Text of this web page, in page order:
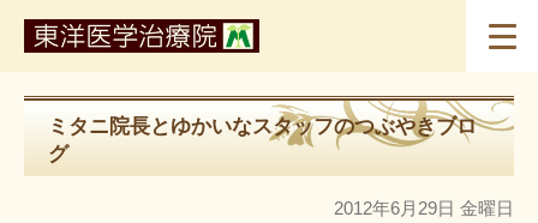
ミタニ院長とゆかいなスタッフのつぶやきブロ
グ
2012年6月29日 金曜日